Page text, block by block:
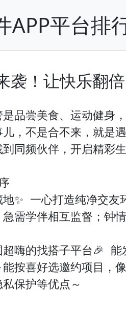
APP平台排
袭！让快乐翻
品尝美食、运动健身
，不是合不来，就是
同频伙伴，开启精彩
✨ 一心打造纯净交
需学伴相互监督；钟
嗨的找搭子平台🎉
按喜好选邀约项目，
保护等优点～